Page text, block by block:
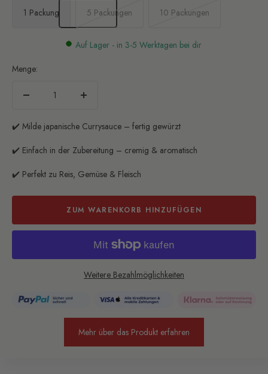
1 Packung 5 Packungen 10 Packungen
Auf Lager - in 3-5 Werktagen bei dir
Menge:
Menge
✔️ Milde japanische Currysauce – fertig gewürzt
✔️ Einfach in der Zubereitung – cremig & aromatisch
✔️ Perfekt zu Reis, Gemüse & Fleisch
ZUM WARENKORB HINZUFÜGEN
Weitere Bezahlmöglichkeiten
Mehr über das Produkt erfahren